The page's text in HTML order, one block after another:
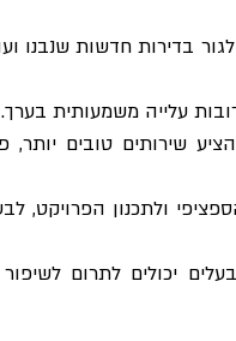
עלייה משמעותית בערך.